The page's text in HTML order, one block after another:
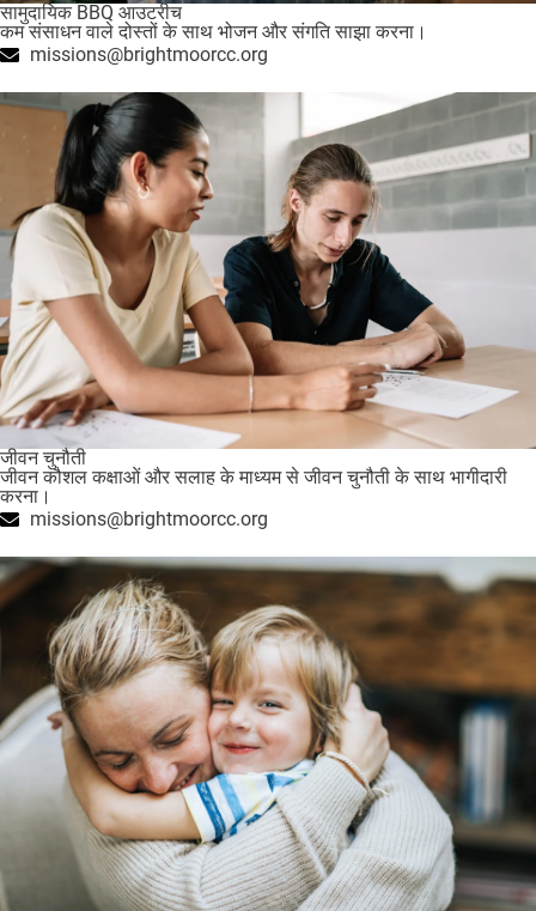
सामुदायिक BBQ आउटरीच
कम संसाधन वाले दोस्तों के साथ भोजन और संगति साझा करना।
missions@brightmoorcc.org
जीवन चुनौती
जीवन कौशल कक्षाओं और सलाह के माध्यम से जीवन चुनौती के साथ भागीदारी
करना।
missions@brightmoorcc.org